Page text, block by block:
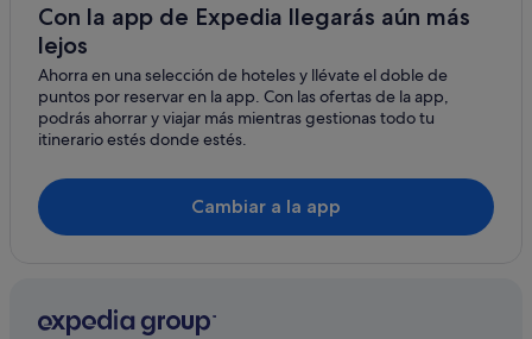
Nidri hoteles
Hoteles de 3 estrellas en Lefkada
Con la app de Expedia llegarás aún más
lejos
Ahorra en una selección de hoteles y llévate el doble de
puntos por reservar en la app. Con las ofertas de la app,
podrás ahorrar y viajar más mientras gestionas todo tu
itinerario estés donde estés.
Cambiar a la app